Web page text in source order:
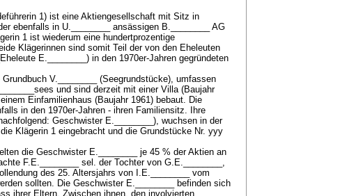
1) ist eine Aktiengesellschaft mit Sitz in
ebenfalls in U.________ ansässigen B.________ AG
1 ist wiederum eine hundertprozentige
Klägerinnen sind somit Teil der von den Eheleuten
E.________) in den 1970er-Jahren gegründeten
V.________ (Seegrundstücke), umfassen
und sind derzeit mit einer Villa (Baujahr
Einfamilienhaus (Baujahr 1961) bebaut. Die
in den 1970er-Jahren - ihren Familiensitz. Ihre
Geschwister E.________), wuchsen in der
Klägerin 1 eingebracht und die Grundstücke Nr. yyy
die Geschwister E.________ je 45 % der Aktien an
F.E.________ sel. der Tochter von G.E.________,
des 25. Altersjahrs von I.E.________ vom
sollten. Die Geschwister E.________ befinden sich
ihrer Eltern. Zwischen ihnen, den involvierten